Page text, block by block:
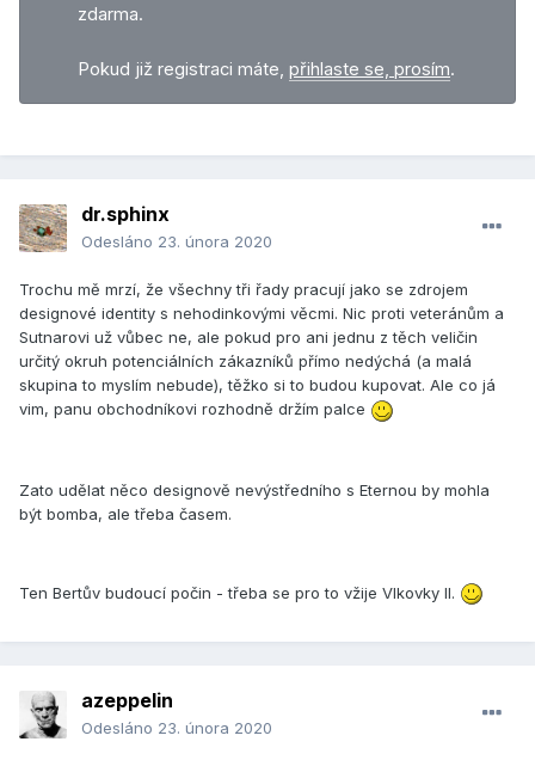
zdarma.
Pokud již registraci máte, přihlaste se, prosím.
dr.sphinx
Odesláno 23. února 2020
Trochu mě mrzí, že všechny tři řady pracují jako se zdrojem
designové identity s nehodinkovými věcmi. Nic proti veteránům a
Sutnarovi už vůbec ne, ale pokud pro ani jednu z těch veličin
určitý okruh potenciálních zákazníků přímo nedýchá (a malá
skupina to myslím nebude), těžko si to budou kupovat. Ale co já
vim, panu obchodníkovi rozhodně držím palce
Zato udělat něco designově nevýstředního s Eternou by mohla
být bomba, ale třeba časem.
Ten Bertův budoucí počin - třeba se pro to vžije Vlkovky II.
azeppelin
Odesláno 23. února 2020